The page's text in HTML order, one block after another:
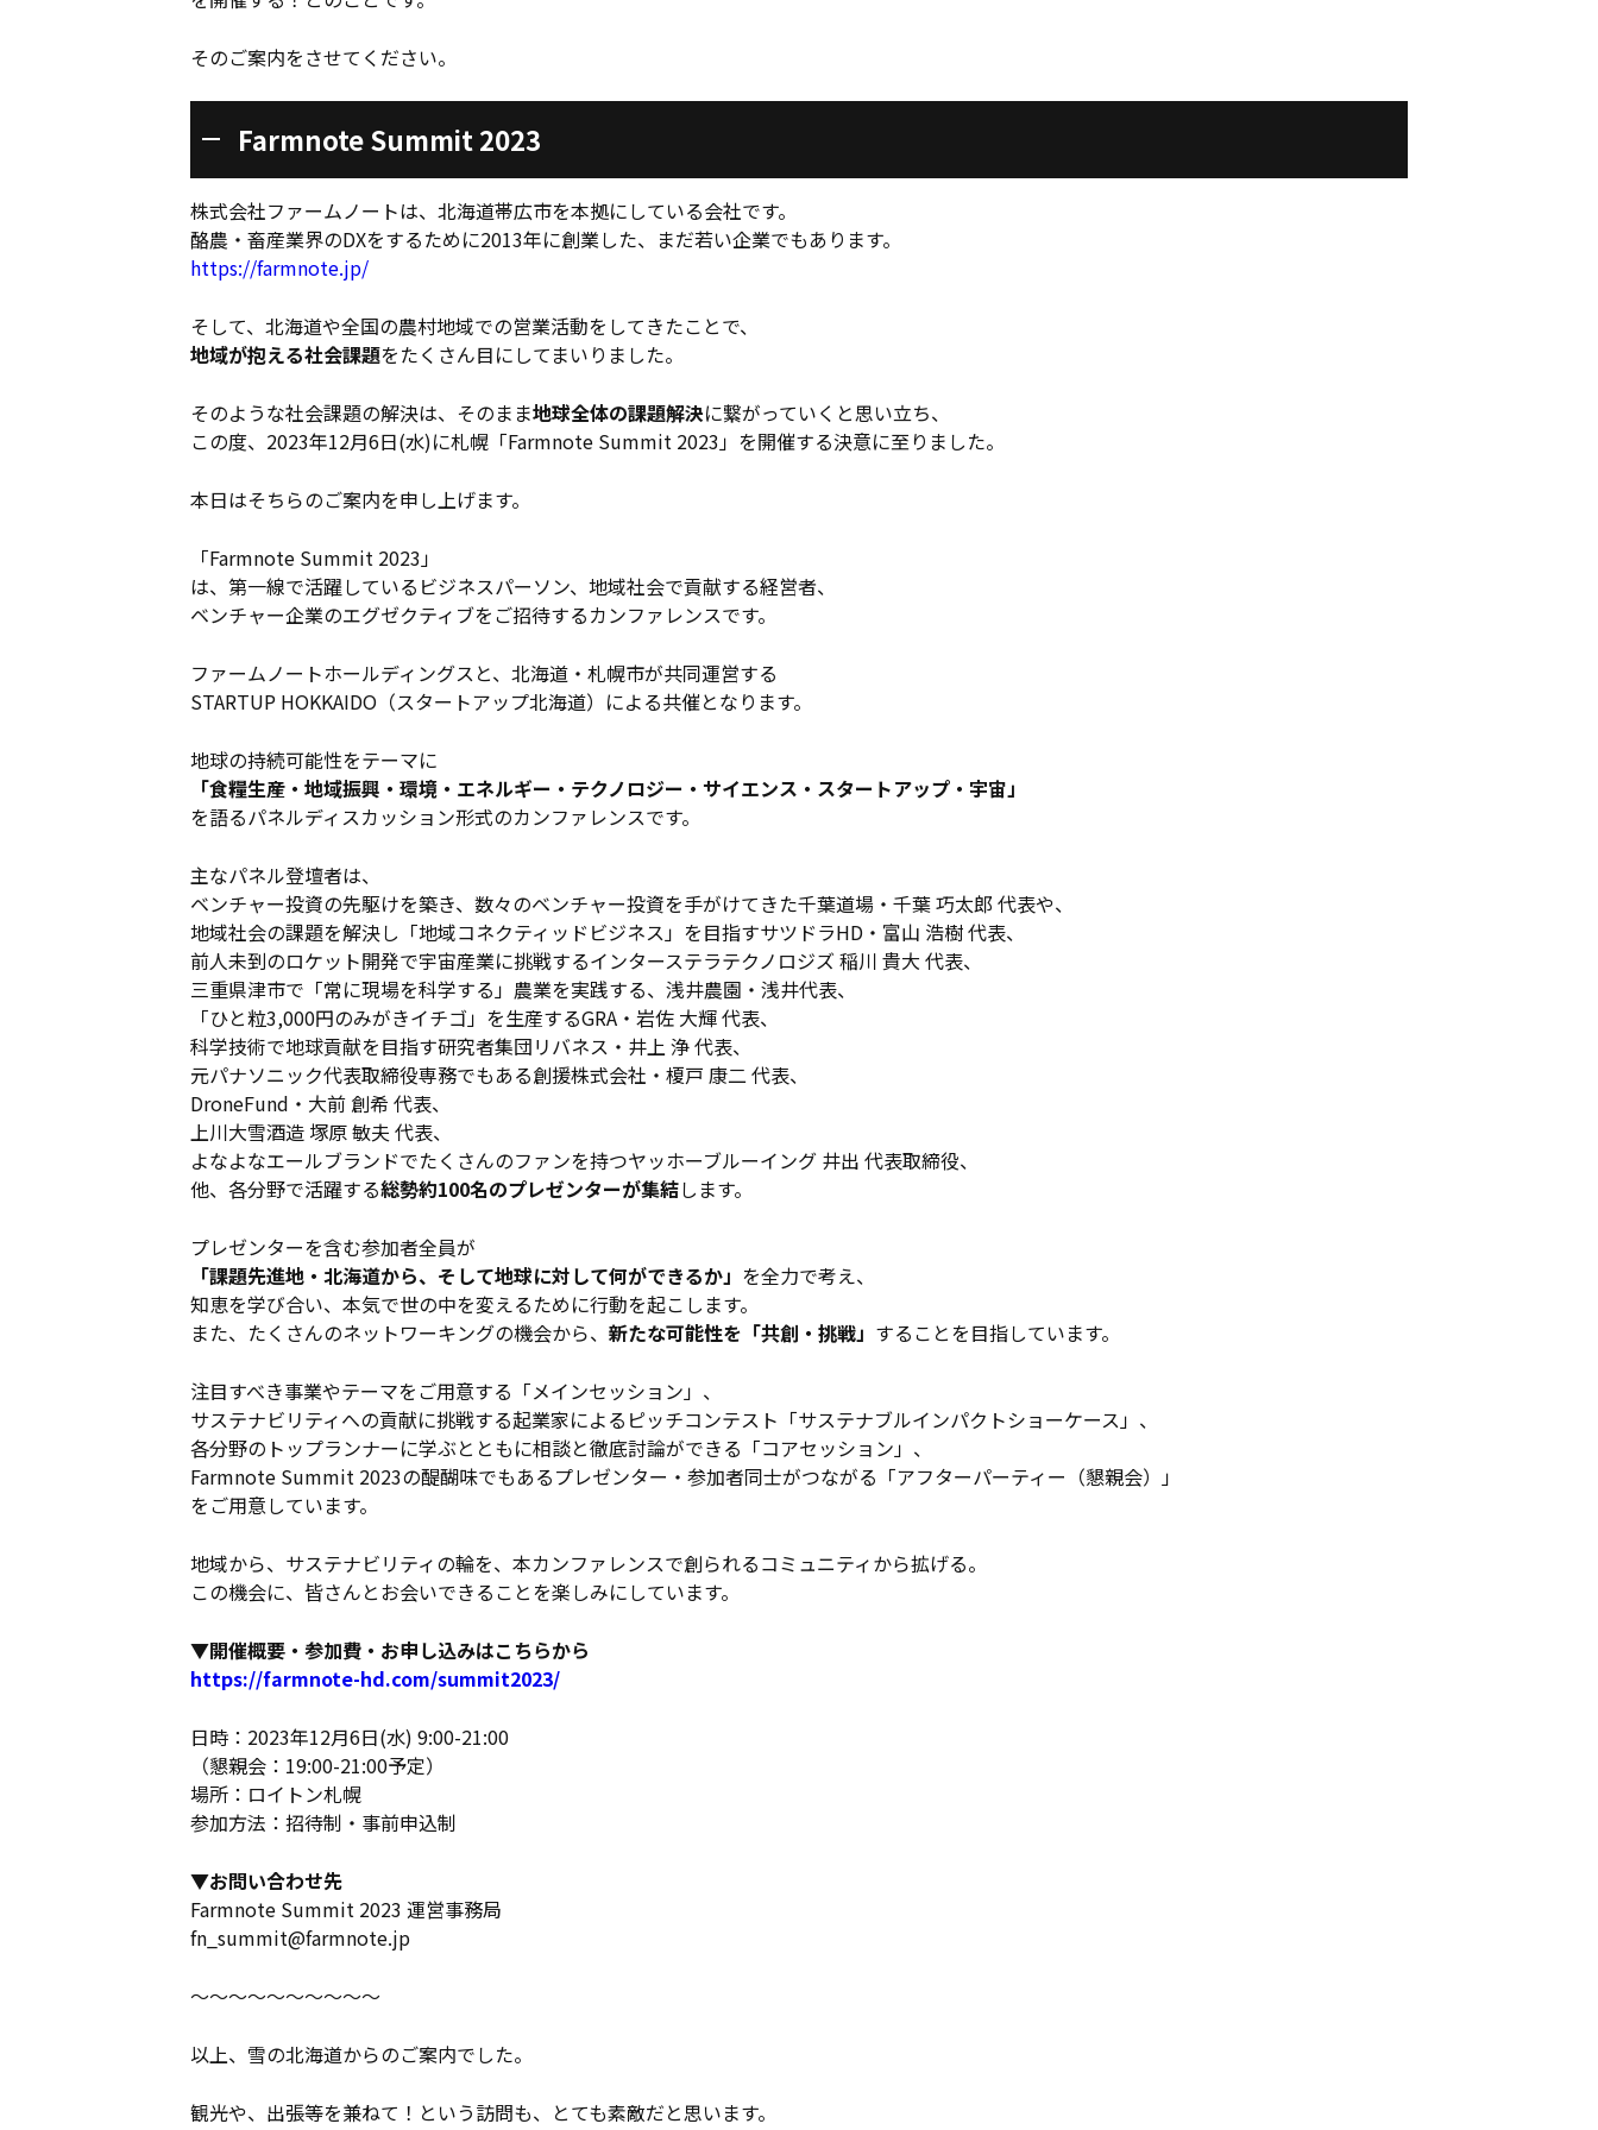
そのご案内をさせてください。
Farmnote Summit 2023
株式会社ファームノートは、北海道帯広市を本拠にしている会社です。
酪農・畜産業界のDXをするために2013年に創業した、まだ若い企業でもあります。
https://farmnote.jp/
そして、北海道や全国の農村地域での営業活動をしてきたことで、
地域が抱える社会課題をたくさん目にしてまいりました。
そのような社会課題の解決は、そのまま地球全体の課題解決に繋がっていくと思い立ち、
この度、2023年12月6日(水)に札幌「Farmnote Summit 2023」を開催する決意に至りました。
本日はそちらのご案内を申し上げます。
「Farmnote Summit 2023」
は、第一線で活躍しているビジネスパーソン、地域社会で貢献する経営者、
ベンチャー企業のエグゼクティブをご招待するカンファレンスです。
ファームノートホールディングスと、北海道・札幌市が共同運営する
STARTUP HOKKAIDO（スタートアップ北海道）による共催となります。
地球の持続可能性をテーマに
「食糧生産・地域振興・環境・エネルギー・テクノロジー・サイエンス・スタートアップ・宇宙」
を語るパネルディスカッション形式のカンファレンスです。
主なパネル登壇者は、
ベンチャー投資の先駆けを築き、数々のベンチャー投資を手がけてきた千葉道場・千葉 巧太郎 代表や、
地域社会の課題を解決し「地域コネクティッドビジネス」を目指すサツドラHD・富山 浩樹 代表、
前人未到のロケット開発で宇宙産業に挑戦するインターステラテクノロジズ 稲川 貴大 代表、
三重県津市で「常に現場を科学する」農業を実践する、浅井農園・浅井代表、
「ひと粒3,000円のみがきイチゴ」を生産するGRA・岩佐 大輝 代表、
科学技術で地球貢献を目指す研究者集団リバネス・井上 浄 代表、
元パナソニック代表取締役専務でもある創援株式会社・榎戸 康二 代表、
DroneFund・大前 創希 代表、
上川大雪酒造 塚原 敏夫 代表、
よなよなエールブランドでたくさんのファンを持つヤッホーブルーイング 井出 代表取締役、
他、各分野で活躍する総勢約100名のプレゼンターが集結します。
プレゼンターを含む参加者全員が
「課題先進地・北海道から、そして地球に対して何ができるか」 を全力で考え、
知恵を学び合い、本気で世の中を変えるために行動を起こします。
また、たくさんのネットワーキングの機会から、 新たな可能性を「共創・挑戦」 することを目指しています。
注目すべき事業やテーマをご用意する「メインセッション」、
サステナビリティへの貢献に挑戦する起業家によるピッチコンテスト「サステナブルインパクトショーケース」、
各分野のトップランナーに学ぶとともに相談と徹底討論ができる「コアセッション」、
Farmnote Summit 2023の醍醐味でもあるプレゼンター・参加者同士がつながる「アフターパーティー（懇親会）」
をご用意しています。
地域から、サステナビリティの輪を、本カンファレンスで創られるコミュニティから拡げる。
この機会に、皆さんとお会いできることを楽しみにしています。
▼開催概要・参加費・お申し込みはこちらから
https://farmnote-hd.com/summit2023/
日時：2023年12月6日(水) 9:00-21:00
（懇親会：19:00-21:00予定）
場所：ロイトン札幌
参加方法：招待制・事前申込制
▼お問い合わせ先
Farmnote Summit 2023 運営事務局
fn_summit@farmnote.jp
～～～～～～～～～～
以上、雪の北海道からのご案内でした。
観光や、出張等を兼ねて！という訪問も、とても素敵だと思います。